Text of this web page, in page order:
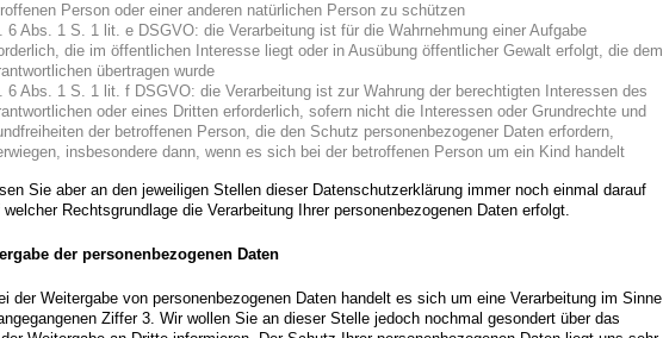
Person oder einer anderen natürlichen Person zu schützen
6 Abs. 1 S. 1 lit. e DSGVO: die Verarbeitung ist für die Wahrnehmung einer Aufgabe
die im öffentlichen Interesse liegt oder in Ausübung öffentlicher Gewalt erfolgt, die dem
übertragen wurde
6 Abs. 1 S. 1 lit. f DSGVO: die Verarbeitung ist zur Wahrung der berechtigten Interessen des
oder eines Dritten erforderlich, sofern nicht die Interessen oder Grundrechte und
der betroffenen Person, die den Schutz personenbezogener Daten erfordern,
insbesondere dann, wenn es sich bei der betroffenen Person um ein Kind handelt
Sie aber an den jeweiligen Stellen dieser Datenschutzerklärung immer noch einmal darauf
welcher Rechtsgrundlage die Verarbeitung Ihrer personenbezogenen Daten erfolgt.
der personenbezogenen Daten
der Weitergabe von personenbezogenen Daten handelt es sich um eine Verarbeitung im Sinne
Ziffer 3. Wir wollen Sie an dieser Stelle jedoch nochmal gesondert über das